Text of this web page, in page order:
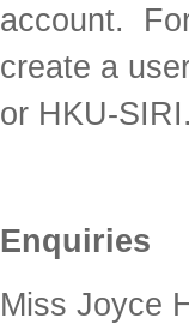
account.
create a
or HKU-
Enquiries
Miss Joyce